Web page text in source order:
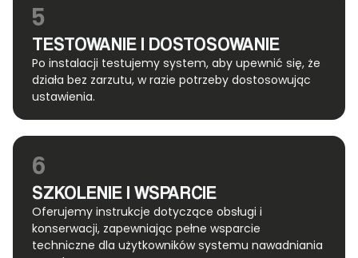
5
TESTOWANIE I DOSTOSOWANIE
Po instalacji testujemy system, aby upewnić się, że
działa bez zarzutu, w razie potrzeby dostosowując
ustawienia.
6
SZKOLENIE I WSPARCIE
Oferujemy instrukcje dotyczące obsługi i
konserwacji, zapewniając pełne wsparcie
techniczne dla użytkowników systemu nawadniania